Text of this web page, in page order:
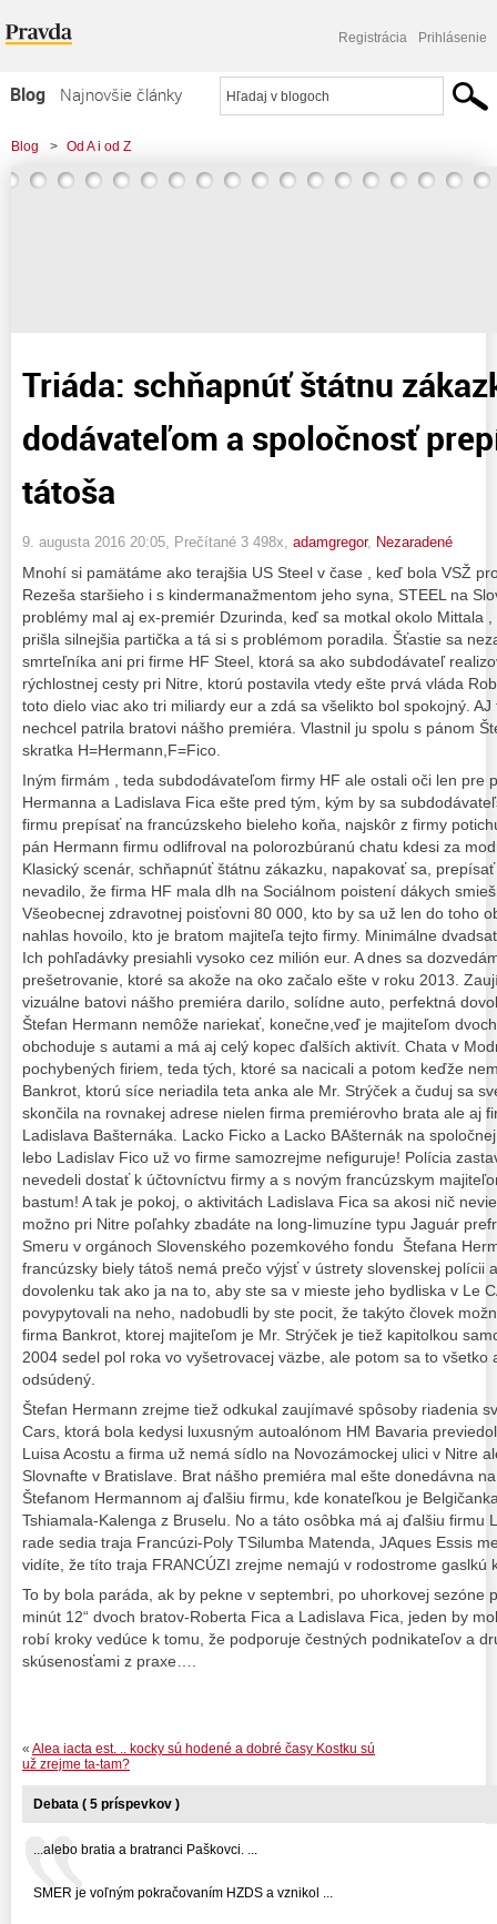
Registrácia Prihlásenie
Blog
Najnovšie články
Najčítanejšie články
Najkomentovanejšie články
Blog > Od A i od Z
> Triáda: schňapnúť štátnu zákazku-nezaplatiť dodávateľom a spoločnosť
Triáda: schňapnúť štátnu
dodávateľom a spoločnosť
tátoša
9. augusta 2016 20:05 , Prečítané 3 498x, adamgregor, Nezaradené
Mnohí si pamätáme ako terajšia US Steel v čase , keď bola VSŽ
Rezeša staršieho i s kindermanažmentom jeho syna, STEEL na
problémy mal aj ex-premiér Dzurinda, keď sa motkal okolo Mittala
prišla silnejšia partička a tá si s problémom poradila. Šťastie sa
smrteľníka ani pri firme HF Steel, ktorá sa ako subdodávateľ
rýchlostnej cesty pri Nitre, ktorú postavila vtedy ešte prvá vláda
toto dielo viac ako tri miliardy eur a zdá sa všelikto bol spokojný.
nechcel patrila bratovi nášho premiéra. Vlastnil ju spolu s pánom
skratka H=Hermann,F=Fico.
Iným firmám , teda subdodávateľom firmy HF ale ostali oči len pre
Hermanna a Ladislava Fica ešte pred tým, kým by sa
firmu prepísať na francúzskeho bieleho koňa, najskôr z firmy
pán Hermann firmu odlifroval na polorozbúranú chatu kdesi za
Klasický scenár, schňapnúť štátnu zákazku, napakovať sa,
nevadilo, že firma HF mala dlh na Sociálnom poistení dákych
Všeobecnej zdravotnej poisťovni 80 000, kto by sa už len do toho
nahlas hovoilo, kto je bratom majiteľa tejto firmy. Minimálne
Ich pohľadávky presiahli vysoko cez milión eur. A dnes sa
prešetrovanie, ktoré sa akože na oko začalo ešte v roku 2013.
vizuálne batovi nášho premiéra darilo, solídne auto, perfektná
Štefan Hermann nemôže nariekať, konečne,veď je majiteľom
obchoduje s autami a má aj celý kopec ďalších aktivít. Chata v
pochybených firiem, teda tých, ktoré sa nacicali a potom keďže
Bankrot, ktorú síce neriadila teta anka ale Mr. Strýček a čuduj sa
skončila na rovnakej adrese nielen firma premiérovho brata ale aj
Ladislava Bašternáka. Lacko Ficko a Lacko BAšternák na
lebo Ladislav Fico už vo firme samozrejme nefiguruje! Polícia
nevedeli dostať k účtovníctvu firmy a s novým francúzskym
bastum! A tak je pokoj, o aktivitách Ladislava Fica sa akosi nič
možno pri Nitre poľahky zbadáte na long-limuzíne typu Jaguár
Smeru v orgánoch Slovenského pozemkového fondu Štefana
francúzsky biely tátoš nemá prečo výjsť v ústrety slovenskej polícii
dovolenku tak ako ja na to, aby ste sa v mieste jeho bydliska v Le
povypytovali na neho, nadobudli by ste pocit, že takýto človek
firma Bankrot, ktorej majiteľom je Mr. Strýček je tiež kapitolkou
2004 sedel pol roka vo vyšetrovacej väzbe, ale potom sa to všetko
odsúdený.
Štefan Hermann zrejme tiež odkukal zaujímavé spôsoby riadenia
Cars, ktorá bola kedysi luxusným autoalónom HM Bavaria
Luisa Acostu a firma už nemá sídlo na Novozámockej ulici v Nitre
Slovnafte v Bratislave. Brat nášho premiéra mal ešte donedávna
Štefanom Hermannom aj ďalšiu firmu, kde konateľkou je
Tshiamala-Kalenga z Bruselu. No a táto osôbka má aj ďalšiu firmu
rade sedia traja Francúzi-Poly TSilumba Matenda, JAques Essis
vidíte, že títo traja FRANCÚZI zrejme nemajú v rodostrome gaslkú
To by bola paráda, ak by pekne v septembri, po uhorkovej sezóne
minút 12“ dvoch bratov-Roberta Fica a Ladislava Fica, jeden by
robí kroky vedúce k tomu, že podporuje čestných podnikateľov a
skúsenosťami z praxe….
« Alea iacta est. .. kocky sú hodené a dobré časy Kostku sú
už zrejme ta-tam?
Debata ( 5 príspevkov )
...alebo bratia a bratranci Paškovci. ...
SMER je voľným pokračovaním HZDS a vznikol ...